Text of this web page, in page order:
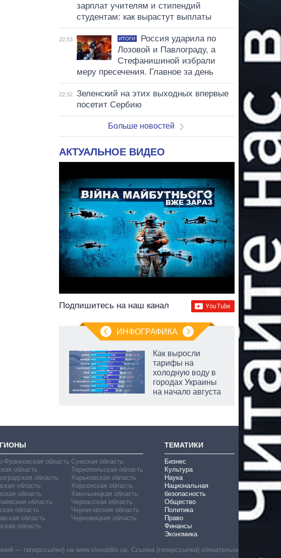
зарплат учителям и стипендий
студентам: как вырастут выплаты
22:53 ИТОГИ
Россия ударила по
Лозовой и Павлограду, а
Стефанишиной избрали
меру пресечения. Главное за день
22:32
Зеленский на этих выходных впервые
посетит Сербию
Больше новостей
АКТУАЛЬНОЕ ВИДЕО
Подпишитесь на наш канал
ИНФОГРАФИКА
Как выросли
тарифы на
холодную воду в
городах Украины
на начало августа
Франковская область
область
область
область
область
область
область
область
область
Сумская область
Тернопольская область
Харьковская область
Херсонская область
Хмельницкая область
Черкасская область
Черниговская область
Черновицкая область
ТЕМАТИКИ
Бизнес
Культура
Наука
Национальная
безопасность
Общество
Политика
Право
Финансы
Экономика
— гиперссылки) на www.slovoidilo.ua. Ссылка (гиперссылка) обязательна